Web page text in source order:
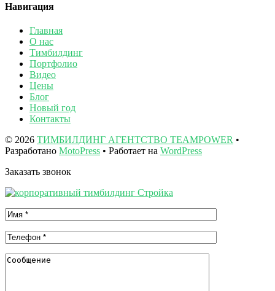
Навигация
Главная
О нас
Тимбилдинг
Портфолио
Видео
Цены
Блог
Новый год
Контакты
© 2026 ТИМБИЛДИНГ АГЕНТСТВО TEAMPOWER •
Разработано MotoPress • Работает на WordPress
Заказать звонок